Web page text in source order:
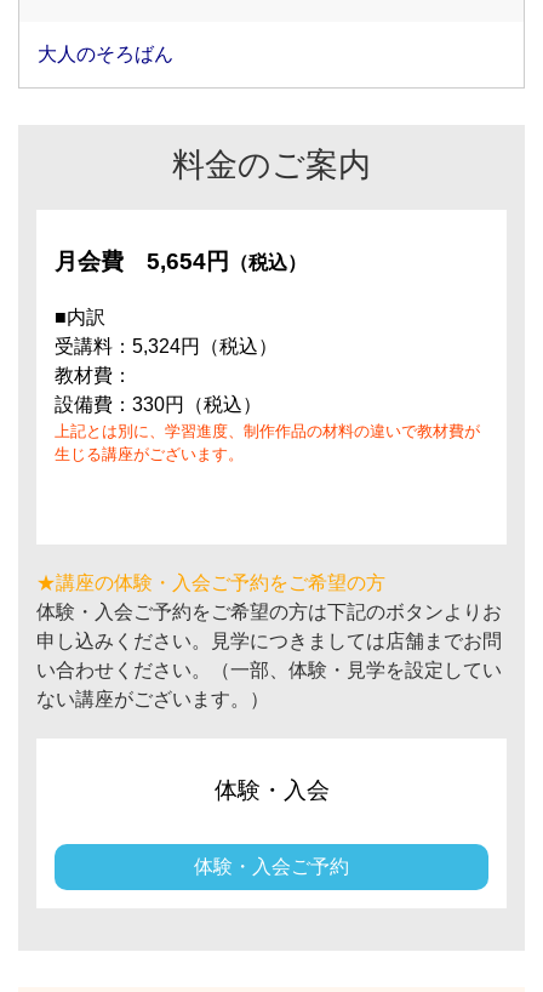
大人のそろばん
料金のご案内
月会費 5,654円 （税込）
■内訳
受講料：5,324円（税込）
教材費：
設備費：330円（税込）
上記とは別に、学習進度、制作作品の材料の違いで教材費が
生じる講座がございます。
★講座の体験・入会ご予約をご希望の方
体験・入会ご予約をご希望の方は下記のボタンよりお
申し込みください。見学につきましては店舗までお問
い合わせください。（一部、体験・見学を設定してい
ない講座がございます。）
体験・入会
体験・入会ご予約